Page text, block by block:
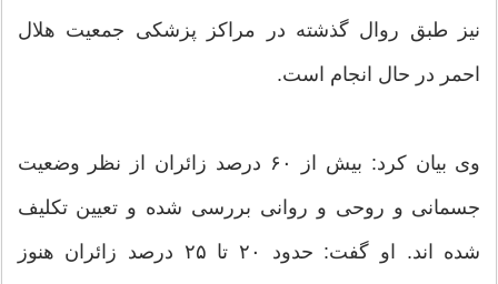
نیز طبق روال گذشته در مراکز پزشکی جمعیت هلال
احمر در حال انجام است.
وی بیان کرد: بیش از ۶۰ درصد زائران از نظر وضعیت
جسمانی و روحی و روانی بررسی شده و تعیین تکلیف
شده اند. او گفت: حدود ۲۰ تا ۲۵ درصد زائران هنوز